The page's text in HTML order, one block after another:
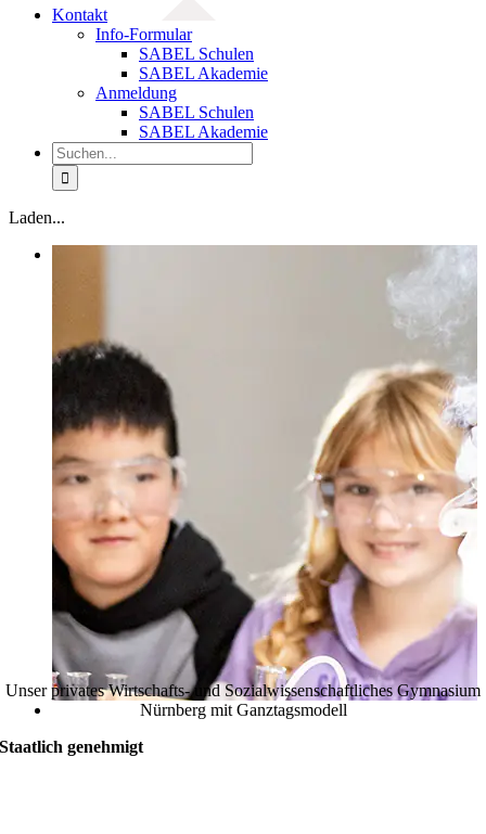
Kontakt
Info-Formular
SABEL Schulen
SABEL Akademie
Anmeldung
SABEL Schulen
SABEL Akademie
Suche
nach:
Laden...
Unser privates Wirtschafts- und Sozialwissenschaftliches Gymnasium
Nürnberg mit Ganztagsmodell
Staatlich genehmigt